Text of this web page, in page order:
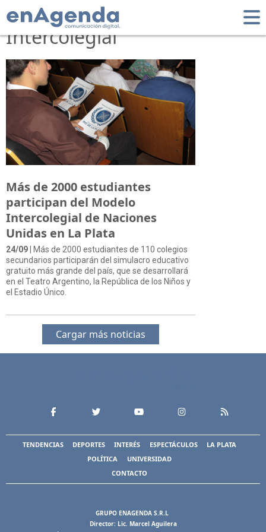
Tag: Modelo
Intercolegial
Más de 2000 estudiantes
participan del Modelo
Intercolegial de Naciones
Unidas en La Plata
24/09 | Más de 2000 estudiantes de 110 colegios
secundarios participarán del simulacro educativo
gratuito más grande del país, que se desarrollará
en el Teatro Argentino, la República de los Niños y
el Estadio Único.
Cargar más noticias
TENDENCIAS DEPORTES INTERÉS ESPECTÁCULOS
LA PLATA
POLÍTICA
UNIVERSIDAD
CONTACTO
GRUPO ENAGENDA S.R.L
Director: Lic. Marcel Aguilera